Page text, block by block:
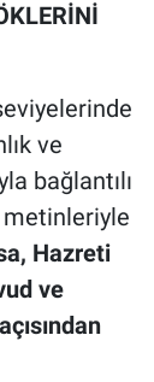
ve
bağlantılı
Hazreti
ve